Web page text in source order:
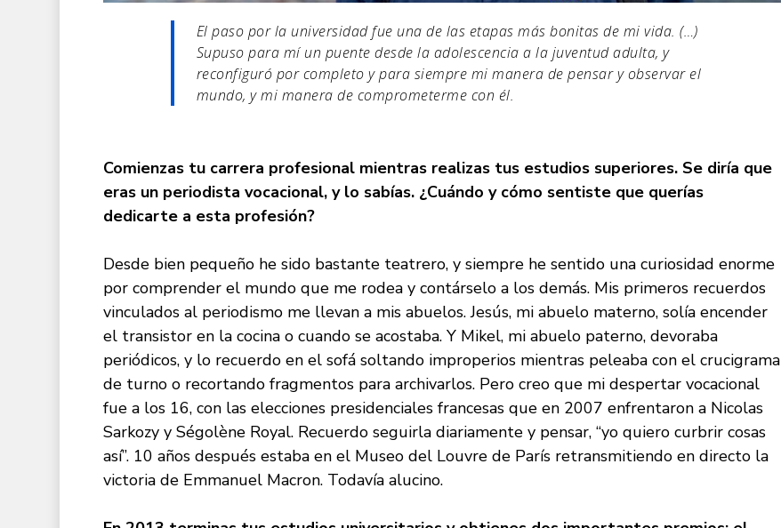
El paso por la universidad fue una de las etapas más bonitas de mi vida. (…)
Supuso para mí un puente desde la adolescencia a la juventud adulta, y
reconfiguró por completo y para siempre mi manera de pensar y observar el
mundo, y mi manera de comprometerme con él.
Comienzas tu carrera profesional mientras realizas tus estudios superiores. Se diría que
eras un periodista vocacional, y lo sabías. ¿Cuándo y cómo sentiste que querías
dedicarte a esta profesión?
Desde bien pequeño he sido bastante teatrero, y siempre he sentido una curiosidad enorme
por comprender el mundo que me rodea y contárselo a los demás. Mis primeros recuerdos
vinculados al periodismo me llevan a mis abuelos. Jesús, mi abuelo materno, solía encender
el transistor en la cocina o cuando se acostaba. Y Mikel, mi abuelo paterno, devoraba
periódicos, y lo recuerdo en el sofá soltando improperios mientras peleaba con el crucigrama
de turno o recortando fragmentos para archivarlos. Pero creo que mi despertar vocacional
fue a los 16, con las elecciones presidenciales francesas que en 2007 enfrentaron a Nicolas
Sarkozy y Ségolène Royal. Recuerdo seguirla diariamente y pensar, “yo quiero curbrir cosas
así”. 10 años después estaba en el Museo del Louvre de París retransmitiendo en directo la
victoria de Emmanuel Macron. Todavía alucino.